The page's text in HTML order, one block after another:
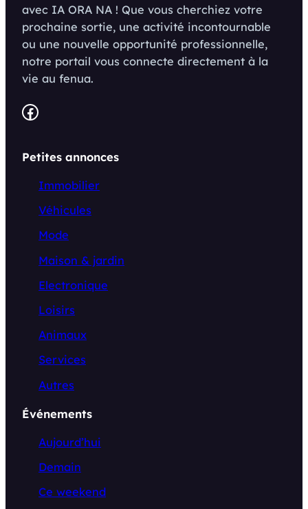
avec IA ORA NA ! Que vous cherchiez votre
prochaine sortie, une activité incontournable
ou une nouvelle opportunité professionnelle,
notre portail vous connecte directement à la
vie au fenua.
Facebook
Petites annonces
Immobilier
Véhicules
Mode
Maison & jardin
Electronique
Loisirs
Animaux
Services
Autres
Événements
Aujourd’hui
Demain
Ce weekend